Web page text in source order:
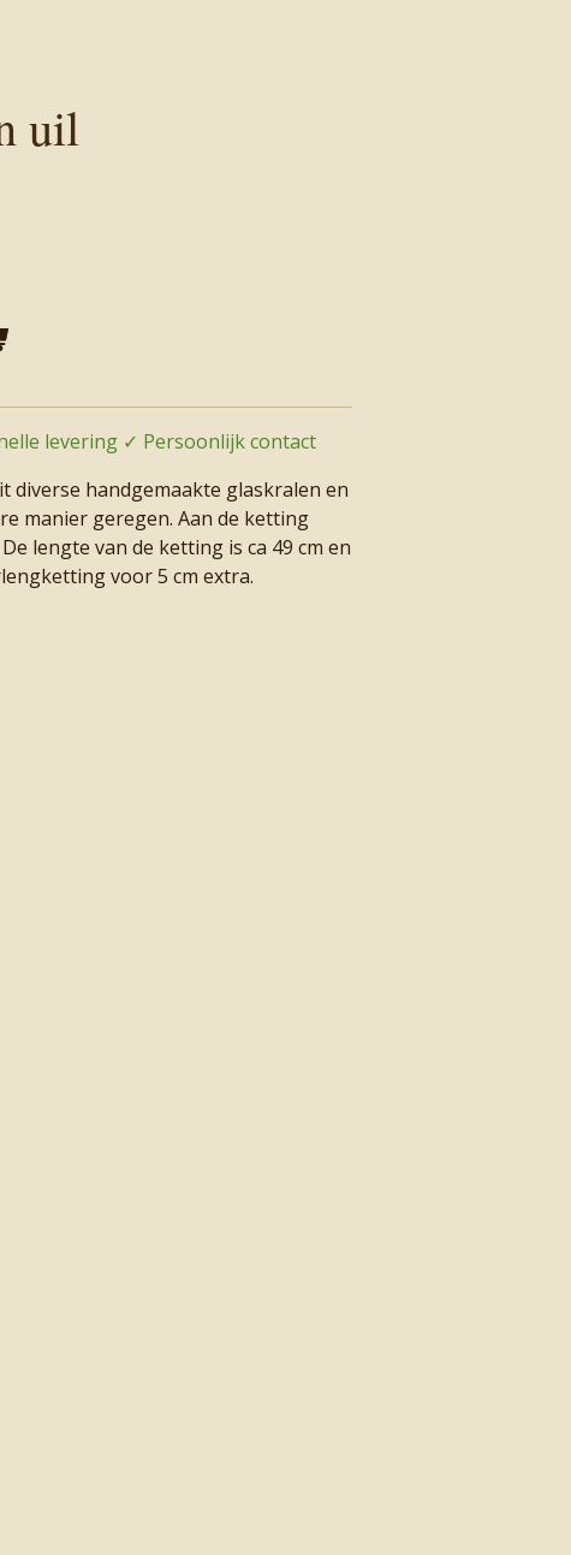
uil
levering ✓ Persoonlijk contact
diverse handgemaakte glaskralen en
manier geregen. Aan de ketting
lengte van de ketting is ca 49 cm en
voor 5 cm extra.